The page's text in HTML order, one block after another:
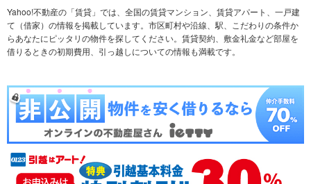
不動産会社から探す 希望の条件から探す
テーマから探す ランキングから探す
新築マンション 中古マンション
新築一戸建て 中古一戸建て
注文住宅 土地
売却査定
マンションカタログ 教えて！住まいの先生
Yahoo!不動産の「賃貸」では、全国の賃貸マンション、賃貸アパート、一戸建
て（借家）の情報を掲載しています。市区町村や沿線、駅、こだわりの条件か
らあなたにピッタリの物件を探してください。賃貸契約、敷金礼金など部屋を
借りるときの初期費用、引っ越しについての情報も満載です。